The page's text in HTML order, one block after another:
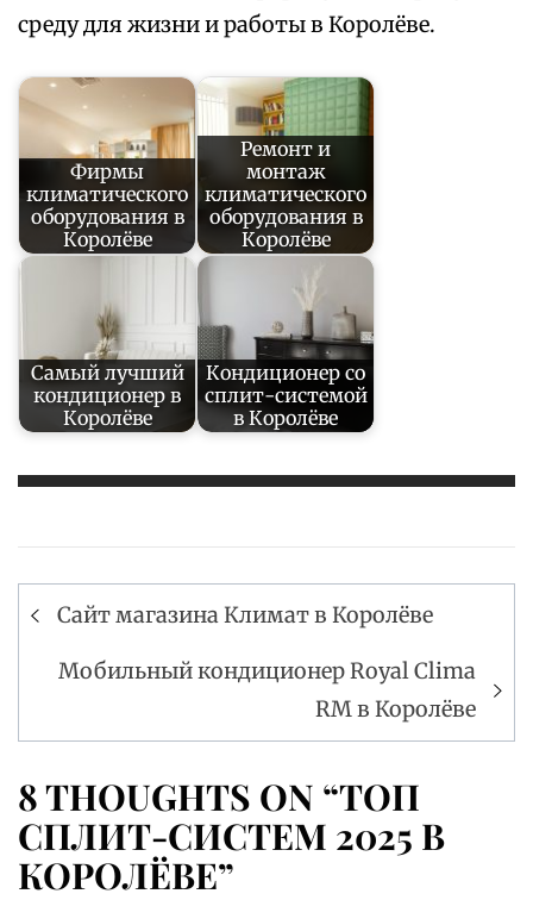
среду для жизни и работы в Королёве.
Фирмы
климатического
оборудования в
Королёве
Ремонт и
монтаж
климатического
оборудования в
Королёве
Самый лучший
кондиционер в
Королёве
Кондиционер со
сплит-системой
в Королёве
Навигация
записям
Сайт магазина Климат в Королёве
Мобильный кондиционер Royal Clima
RM в Королёве
8 THOUGHTS ON “ТОП
СПЛИТ-СИСТЕМ 2025 В
КОРОЛЁВЕ”